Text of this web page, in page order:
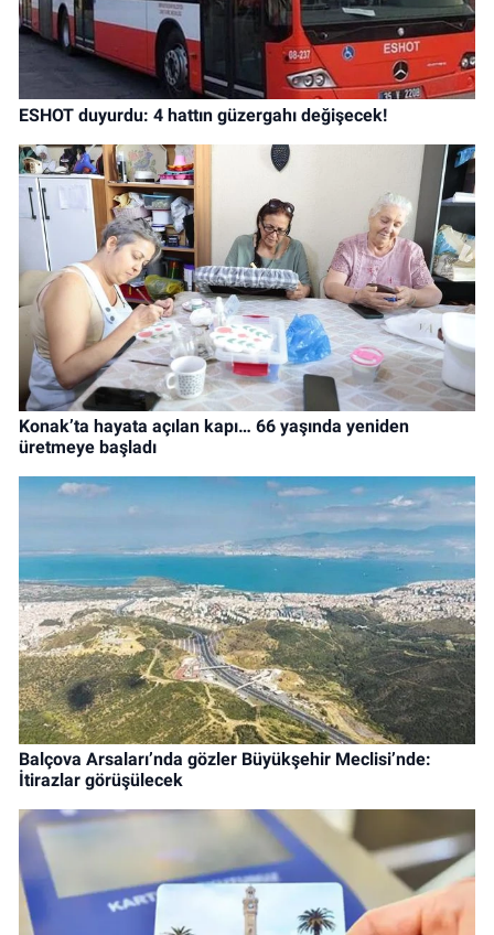
ESHOT duyurdu: 4 hattın güzergahı değişecek!
Konak’ta hayata açılan kapı… 66 yaşında yeniden
üretmeye başladı
Balçova Arsaları’nda gözler Büyükşehir Meclisi’nde:
İtirazlar görüşülecek